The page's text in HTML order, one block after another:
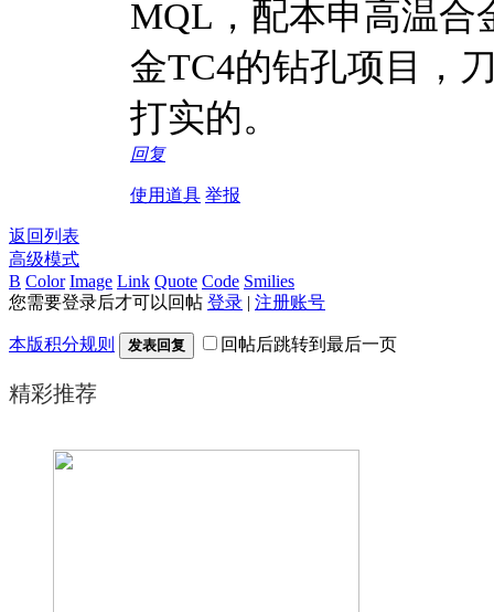
MQL，配本申高温合
金TC4的钻孔项目，
打实的。
回复
使用道具 举报
返回列表
高级模式
B Color Image Link Quote Code Smilies
您需要登录后才可以回帖 登录 | 注册账号
本版积分规则 发表回复 回帖后跳转到最后一页
精彩推荐